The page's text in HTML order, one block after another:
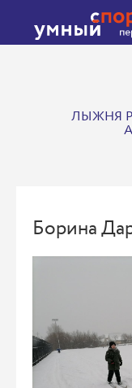
ЛЫЖНЯ
Борина